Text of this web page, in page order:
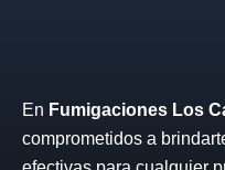
En Fumigaciones Los
comprometidos a